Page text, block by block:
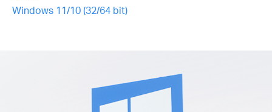
Windows 11/10 (32/64 bit)